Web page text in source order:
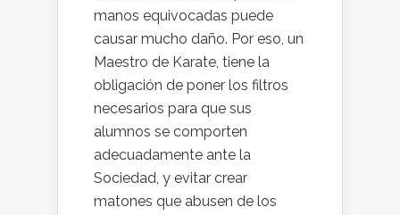
manos equivocadas puede
causar mucho daño. Por eso, un
Maestro de Karate, tiene la
obligación de poner los filtros
necesarios para que sus
alumnos se comporten
adecuadamente ante la
Sociedad, y evitar crear
matones que abusen de los